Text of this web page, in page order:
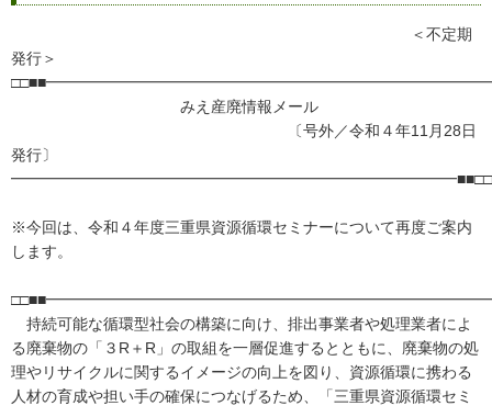
＜不定期
発行＞
□□■■━━━━━━━━━━━━━━━━━━━━━━━━━━━━━
みえ産廃情報メール
〔号外／令和４年11月28日
発行〕
━━━━━━━━━━━━━━━━━━━━━━━━━━━━━■■□□
※今回は、令和４年度三重県資源循環セミナーについて再度ご案内
します。
□□■■━━━━━━━━━━━━━━━━━━━━━━━━━━━━━
持続可能な循環型社会の構築に向け、排出事業者や処理業者によ
る廃棄物の「３R＋R」の取組を一層促進するとともに、廃棄物の処
理やリサイクルに関するイメージの向上を図り、資源循環に携わる
人材の育成や担い手の確保につなげるため、「三重県資源循環セミ